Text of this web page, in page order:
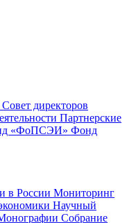
Совет директоров
Партнерские
«ФоПСЭИ» Фонд
в России Мониторинг
Научный
Собрание